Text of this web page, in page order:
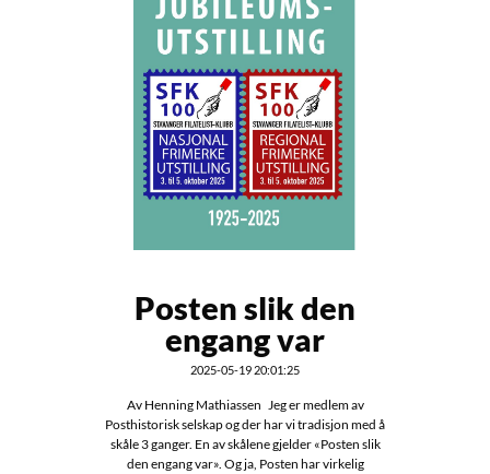
Posten slik den
engang var
2025-05-19 20:01:25
Av Henning Mathiassen Jeg er medlem av
Posthistorisk selskap og der har vi tradisjon med å
skåle 3 ganger. En av skålene gjelder «Posten slik
den engang var». Og ja, Posten har virkelig